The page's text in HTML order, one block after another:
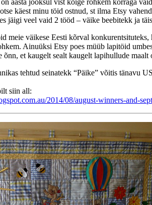
käest minu töid ostnud, st ilma Etsy
jäigi veel vaid 2 tööd – väike beebitekk ja
meie väikese Eesti kõrval
Ainuüksi Etsy poes müüb lapitöid
õnn, et kaugelt sealt kaugelt lapihullude maalt
tehtud seinatekk “Päike” võitis tänavu
siin all:
2014/08/august-winners-and-